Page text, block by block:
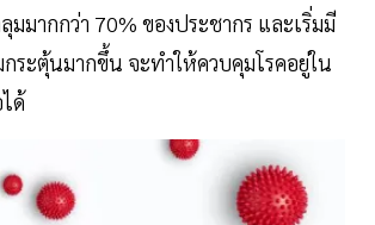
มากกว่า 70% ของประชากร และเริ่มมี
ระตุ้นมากขึ้น จะทำให้ควบคุมโรคอยู่ใน
ด้